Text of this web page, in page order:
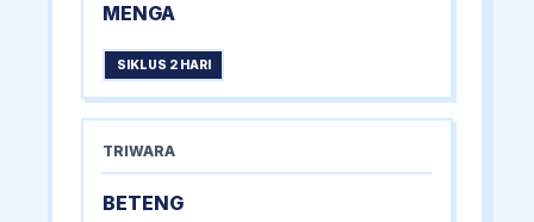
MENGA
SIKLUS 2 HARI
TRIWARA
BETENG